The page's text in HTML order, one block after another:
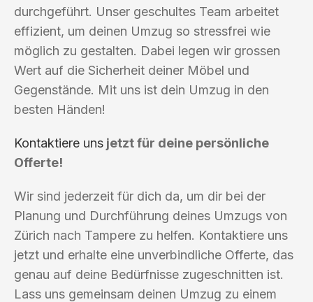
durchgeführt. Unser geschultes Team arbeitet
effizient, um deinen Umzug so stressfrei wie
möglich zu gestalten. Dabei legen wir grossen
Wert auf die Sicherheit deiner Möbel und
Gegenstände. Mit uns ist dein Umzug in den
besten Händen!
Kontaktiere uns jetzt für deine persönliche
Offerte!
Wir sind jederzeit für dich da, um dir bei der
Planung und Durchführung deines Umzugs von
Zürich nach Tampere zu helfen. Kontaktiere uns
jetzt und erhalte eine unverbindliche Offerte, das
genau auf deine Bedürfnisse zugeschnitten ist.
Lass uns gemeinsam deinen Umzug zu einem